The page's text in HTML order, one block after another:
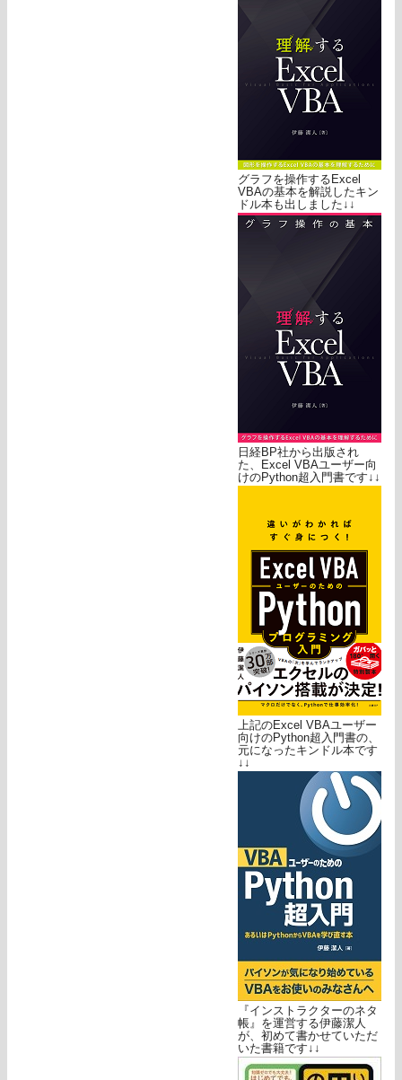
グラフを操作するExcel
VBAの基本を解説したキン
ドル本も出しました↓↓
日経BP社から出版され
た、Excel VBAユーザー向
けのPython超入門書です↓↓
上記のExcel VBAユーザー
向けのPython超入門書の、
元になったキンドル本です
↓↓
『インストラクターのネタ
帳』を運営する伊藤潔人
が、初めて書かせていただ
いた書籍です↓↓